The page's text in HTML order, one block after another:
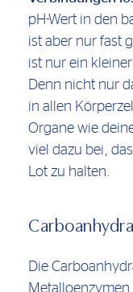
pH-Wert in den
ist aber nur fast
ist nur ein
Denn nicht nur
in allen
Organe wie
viel dazu bei, das
Lot zu halten.
Die